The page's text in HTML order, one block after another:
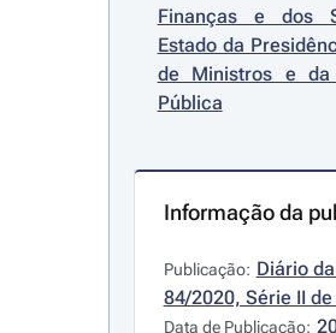
Finanças e dos
Estado da
de Ministros e da
Pública
Informação da
Publicação: Diário
84/2020, Série II
Data de Publicação: